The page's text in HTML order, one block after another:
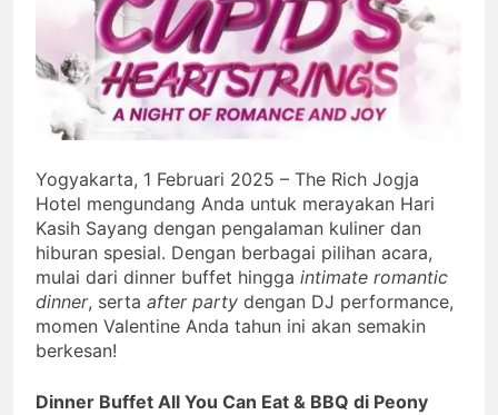
Yogyakarta, 1 Februari 2025 – The Rich Jogja
Hotel mengundang Anda untuk merayakan Hari
Kasih Sayang dengan pengalaman kuliner dan
hiburan spesial. Dengan berbagai pilihan acara,
mulai dari dinner buffet hingga intimate romantic
dinner, serta after party dengan DJ performance,
momen Valentine Anda tahun ini akan semakin
berkesan!
Dinner Buffet All You Can Eat & BBQ di Peony